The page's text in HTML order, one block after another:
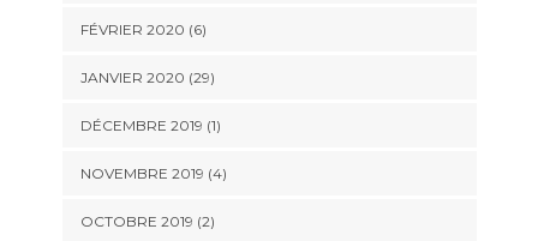
FÉVRIER 2020 (6)
JANVIER 2020 (29)
DÉCEMBRE 2019 (1)
NOVEMBRE 2019 (4)
OCTOBRE 2019 (2)